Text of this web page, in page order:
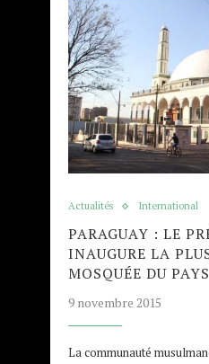
Actualités International
PARAGUAY : LE
INAUGURE LA
MOSQUÉE DU PAYS
9 novembre 2015
La communauté